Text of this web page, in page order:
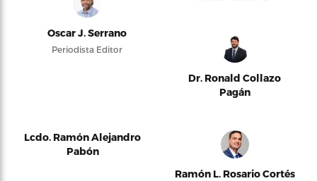
Oscar J. Serrano
Periodista Editor
Dr. Ronald Collazo
Pagán
Lcdo. Ramón Alejandro
Pabón
Ramón L. Rosario Cortés